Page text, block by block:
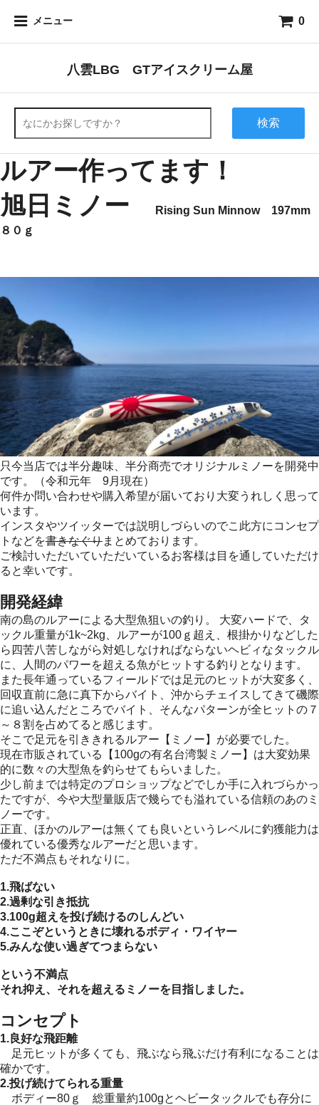
メニュー 0
八雲LBG GTアイスクリーム屋
検索
ルアー作ってます！
旭日ミノー
Rising Sun Minnow 197mm
８０ｇ
只今当店では半分趣味、半分商売でオリジナルミノーを開発中
です。（令和元年 9月現在）
何件か問い合わせや購入希望が届いており大変うれしく思って
います。
インスタやツイッターでは説明しづらいのでこ此方にコンセプ
トなどを書きなぐりまとめております。
ご検討いただいていただいているお客様は目を通していただけ
ると幸いです。
開発経緯
南の島のルアーによる大型魚狙いの釣り。 大変ハードで、タ
ックル重量が1k~2kg、ルアーが100ｇ超え、根掛かりなどした
ら四苦八苦しながら対処しなければならないヘビィなタックル
に、人間のパワーを超える魚がヒットする釣りとなります。
また長年通っているフィールドでは足元のヒットが大変多く、
回収直前に急に真下からバイト、沖からチェイスしてきて磯際
に追い込んだところでバイト、そんなパターンが全ヒットの７
～８割を占めてると感じます。
そこで足元を引ききれるルアー【ミノー】が必要でした。
現在市販されている【100gの有名台湾製ミノー】は大変効果
的に数々の大型魚を釣らせてもらいました。
少し前までは特定のプロショップなどでしか手に入れづらかっ
たですが、今や大型量販店で幾らでも溢れている信頼のあのミ
ノーです。
正直、ほかのルアーは無くても良いというレベルに釣獲能力は
優れている優秀なルアーだと思います。
ただ不満点もそれなりに。
1.飛ばない
2.過剰な引き抵抗
3.100g超えを投げ続けるのしんどい
4.ここぞというときに壊れるボディ・ワイヤー
5.みんな使い過ぎてつまらない
という不満点
それ抑え、それを超えるミノーを目指しました。
コンセプト
1.良好な飛距離
足元ヒットが多くても、飛ぶなら飛ぶだけ有利になることは
確かです。
2.投げ続けてられる重量
ボディー80ｇ 総重量約100gとヘビータックルでも存分に